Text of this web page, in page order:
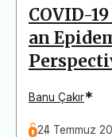
COVID-
an
Banu Çakır*
24 Temmuz